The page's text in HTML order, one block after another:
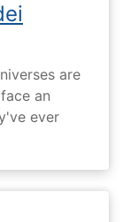
are
an
ever